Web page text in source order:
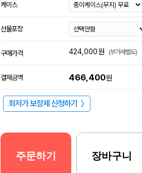
케이스
선물포장
구매가격 424,000원 (부가세별도)
결제금액 466,400원
최저가 보장제 신청하기 〉
주문하기 장바구니